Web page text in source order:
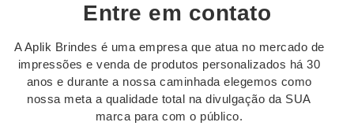
Entre em contato
A Aplik Brindes é uma empresa que atua no mercado de
impressões e venda de produtos personalizados há 30
anos e durante a nossa caminhada elegemos como
nossa meta a qualidade total na divulgação da SUA
marca para com o público.